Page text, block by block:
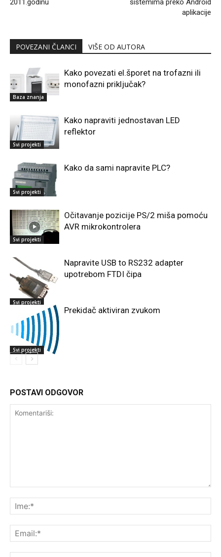
2011.godinu
sistemima preko Android
aplikacije
POVEZANI ČLANCI VIŠE OD AUTORA
Baza znanja
Kako povezati el.šporet na trofazni ili
monofazni priključak?
Svi projekti
Kako napraviti jednostavan LED
reflektor
Svi projekti
Kako da sami napravite PLC?
Svi projekti
Očitavanje pozicije PS/2 miša pomoću
AVR mikrokontrolera
Svi projekti
Napravite USB to RS232 adapter
upotrebom FTDI čipa
Svi projekti
Prekidač aktiviran zvukom
POSTAVI ODGOVOR